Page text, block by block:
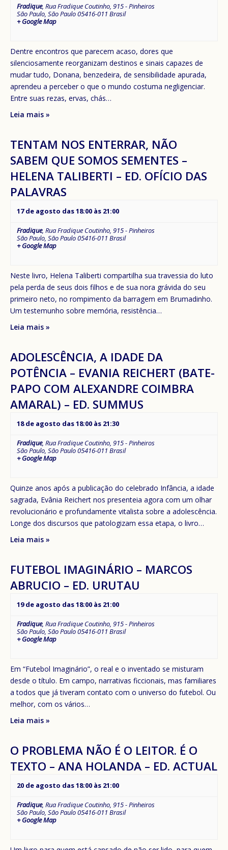
Fradique, Rua Fradique Coutinho, 915 - Pinheiros
São Paulo, São Paulo05416-011 Brasil
+ Google Map
Dentre encontros que parecem acaso, dores que
silenciosamente reorganizam destinos e sinais capazes de
mudar tudo, Donana, benzedeira, de sensibilidade apurada,
aprendeu a perceber o que o mundo costuma negligenciar.
Entre suas rezas, ervas, chás…
Leia mais »
TENTAM NOS ENTERRAR, NÃO
SABEM QUE SOMOS SEMENTES –
HELENA TALIBERTI – ED. OFÍCIO DAS
PALAVRAS
17 de agosto das 18:00 às 21:00
Fradique, Rua Fradique Coutinho, 915 - Pinheiros
São Paulo, São Paulo05416-011 Brasil
+ Google Map
Neste livro, Helena Taliberti compartilha sua travessia do luto
pela perda de seus dois filhos e de sua nora grávida do seu
primeiro neto, no rompimento da barragem em Brumadinho.
Um testemunho sobre memória, resistência…
Leia mais »
ADOLESCÊNCIA, A IDADE DA
POTÊNCIA – EVANIA REICHERT (BATE-
PAPO COM ALEXANDRE COIMBRA
AMARAL) – ED. SUMMUS
18 de agosto das 18:00 às 21:30
Fradique, Rua Fradique Coutinho, 915 - Pinheiros
São Paulo, São Paulo05416-011 Brasil
+ Google Map
Quinze anos após a publicação do celebrado Infância, a idade
sagrada, Evânia Reichert nos presenteia agora com um olhar
revolucionário e profundamente vitalista sobre a adolescência.
Longe dos discursos que patologizam essa etapa, o livro…
Leia mais »
FUTEBOL IMAGINÁRIO – MARCOS
ABRUCIO – ED. URUTAU
19 de agosto das 18:00 às 21:00
Fradique, Rua Fradique Coutinho, 915 - Pinheiros
São Paulo, São Paulo05416-011 Brasil
+ Google Map
Em “Futebol Imaginário”, o real e o inventado se misturam
desde o título. Em campo, narrativas ficcionais, mas familiares
a todos que já tiveram contato com o universo do futebol. Ou
melhor, com os vários…
Leia mais »
O PROBLEMA NÃO É O LEITOR. É O
TEXTO – ANA HOLANDA – ED. ACTUAL
20 de agosto das 18:00 às 21:00
Fradique, Rua Fradique Coutinho, 915 - Pinheiros
São Paulo, São Paulo05416-011 Brasil
+ Google Map